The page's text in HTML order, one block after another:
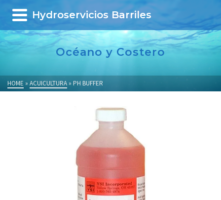
Hydroservicios Barriles
Océano y Costero
HOME » ACUICULTURA » PH BUFFER